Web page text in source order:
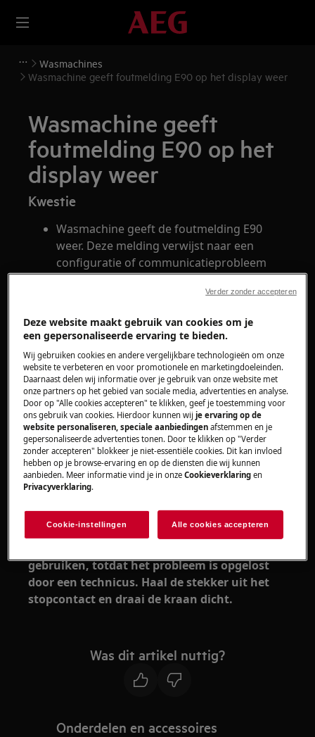
Wasmachines
Wasmachine geeft foutmelding E90 op het display weer
Wasmachine geeft
foutmelding E90 op het
display weer
Kwestie
Wasmachine geeft de foutmelding E90
weer. Deze melding verwijst naar een
configuratie of communicatieprobleem
van één van de printen.
Heeft betrekking op
Wasmachine
Oplossing
Reset het apparaat, haal de stekker uit het
stopcontact, wacht 30 seconden en steek
de stekker opnieuw in het stopcontact.
Neem contact op met onze servicedienst.
Wanneer de bovenstaande suggesties het
een bezoek van een technicus aan te vragen.
gebruiken, totdat het probleem is opgelost
door een technicus. Haal de stekker uit het
stopcontact en draai de kraan dicht.
Was dit artikel nuttig?
Onderdelen en accessoires
Deze website maakt gebruik van cookies om je
een gepersonaliseerde ervaring te bieden.
Wij gebruiken cookies en andere vergelijkbare technologieën om onze
website te verbeteren en voor promotionele en marketingdoeleinden.
Daarnaast delen wij informatie over je gebruik van onze website met
onze partners op het gebied van sociale media, advertenties en analyse.
Door op "Alle cookies accepteren" te klikken, geef je toestemming voor
ons gebruik van cookies. Hierdoor kunnen wijje ervaring op de
website personaliseren, speciale aanbiedingen afstemmen en je
gepersonaliseerde advertenties tonen. Door te klikken op "Verder
zonder accepteren" blokkeer je niet-essentiële cookies. Dit kan invloed
hebben op je browse-ervaring en op de diensten die wij kunnen
aanbieden. Meer informatie vind je in onzeCookieverklaring en
Privacyverklaring.
Cookie-instellingen Alle cookies accepteren
Verder zonder accepteren